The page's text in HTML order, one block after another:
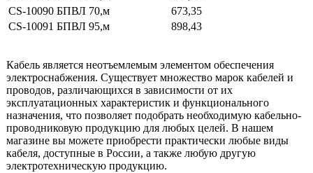
CS-10090 БПВЛ 70,м
673,35
CS-10091 БПВЛ 95,м 898,43
Кабель является неотъемлемым элементом обеспечения
электроснабжения. Существует множество марок кабелей и
проводов, различающихся в зависимости от их
эксплуатационных характеристик и функционального
назначения, что позволяет подобрать необходимую кабельно-
проводниковую продукцию для любых целей. В нашем
магазине вы можете приобрести практически любые виды
кабеля, доступные в России, а также любую другую
электротехническую продукцию.